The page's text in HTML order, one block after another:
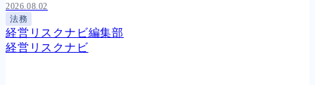
2026.08.02
法務
経営リスクナビ編集部
経営リスクナビ